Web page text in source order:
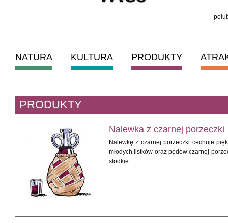
NATURA KULTURA PRODUKTY
PRODUKTY
Nalewka z czarnej porzeczki
Nalewkę z czarnej porzeczki cechuje
młodych listków oraz pędów czarnej
słodkie.